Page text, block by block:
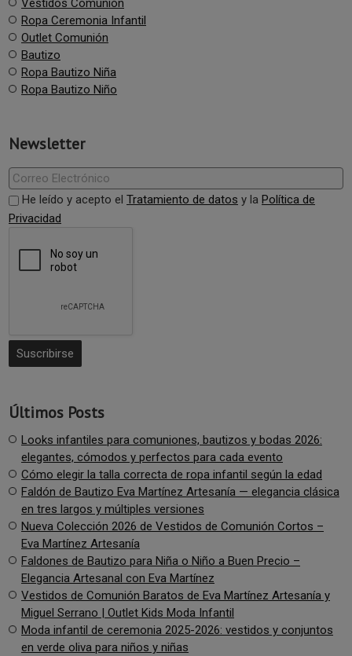
Ropa Ceremonia Infantil
Outlet Comunión
Bautizo
Ropa Bautizo Niña
Ropa Bautizo Niño
Newsletter
He leído y acepto el Tratamiento de datos y la Política de
Privacidad
Últimos Posts
Looks infantiles para comuniones, bautizos y bodas 2026:
elegantes, cómodos y perfectos para cada evento
Cómo elegir la talla correcta de ropa infantil según la edad
Faldón de Bautizo Eva Martínez Artesanía — elegancia clásica
en tres largos y múltiples versiones
Nueva Colección 2026 de Vestidos de Comunión Cortos –
Eva Martínez Artesanía
Faldones de Bautizo para Niña o Niño a Buen Precio –
Elegancia Artesanal con Eva Martínez
Vestidos de Comunión Baratos de Eva Martínez Artesanía y
Miguel Serrano | Outlet Kids Moda Infantil
Moda infantil de ceremonia 2025-2026: vestidos y conjuntos
en verde oliva para niños y niñas